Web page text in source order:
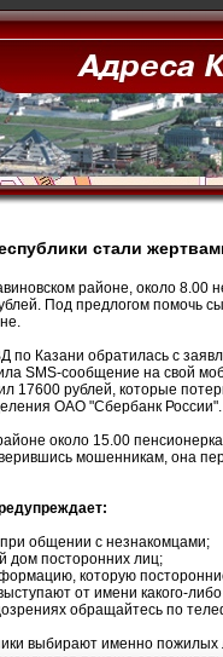
стали
районе, около 8.00
Под предлогом помочь
Казани обратилась с
SMS-сообщение на свой
17600 рублей, которые
ОАО "Сбербанк России".
около 15.00
мошенникам, она
общении с незнакомцами;
дом посторонних лиц;
которую
от имени какого-
обращайтесь по
выбирают именно пожилых